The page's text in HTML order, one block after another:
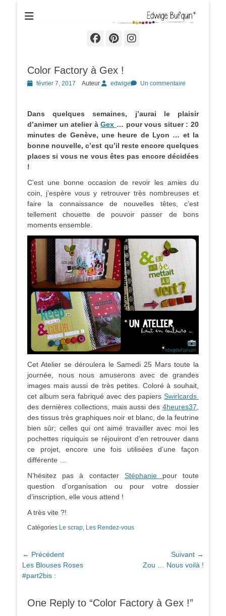
Edwige Bufquin
Facebook
Pinterest
Instagram
Color Factory à Gex !
Postedfévrier 7, 2017 Auteur edwige Un commentaire
Dans quelques semaines, j’aurai le plaisir
d’animer un atelier àGex … pour vous situer : 20
minutes de Genève, une heure de Lyon … et la
bonne nouvelle, c’est qu’il reste encore quelques
places si vous ne vous êtes pas encore décidées
!
C’est une bonne occasion de revoir les amies du
coin, j’espère vous y retrouver très nombreuses et
faire la connaissance de nouvelles têtes, c’est
tellement chouette de pouvoir passer de bons
moments ensemble.
Cet Atelier se déroulera le Samedi 25 Mars toute la
journée, nous nous amuserons avec de grandes
images mais aussi de très petites. Coloré à souhait,
cet album sera fabriqué avec des papiers Swirlcards
des dernières collections, mais aussi des 4heures37
des tissus très graphiques noir et blanc, de la feutrine
bien sûr; celles qui ont aimé travailler avec moi les
pochettes riquiquis se réjouiront d’en retrouver dans
ce projet, encore une fois utilisées d’une façon
différente …
N’hésitez pas à contacter Stéphanie pour toute
question d’organisation ou pour votre dossier
d’inscription, elle vous attend !
A très vite ?!
Catégories Le scrap, Les Rendez-vous
Navigation
de
l’article
← Précédent
Article
précédent :
Les Blouses Roses
#part2bis :
Suivant →
Zou … Nous voilà !
One Reply to “Color Factory à Gex !”